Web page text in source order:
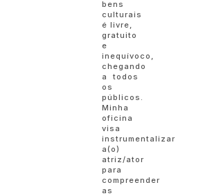
bens
culturais
é livre,
gratuito
e
inequívoco,
chegando
a todos
os
públicos.
Minha
oficina
visa
instrumentalizar
a(o)
atriz/ator
para
compreender
as